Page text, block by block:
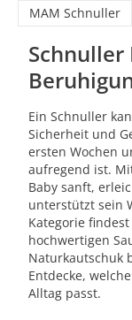
MAM Schnuller
Schnuller
Ein Schnuller
Sicherheit und
ersten Wochen
aufregend ist.
Baby sanft,
unterstützt sein
Kategorie
hochwertigen
Naturkautschuk
Entdecke,
Alltag passt.